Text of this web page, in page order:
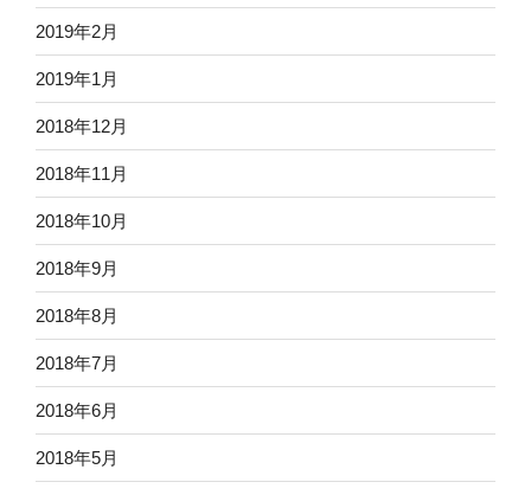
2019年2月
2019年1月
2018年12月
2018年11月
2018年10月
2018年9月
2018年8月
2018年7月
2018年6月
2018年5月